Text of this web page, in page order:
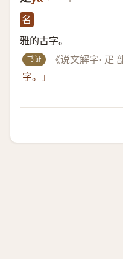
名
雅的古字。
书证 《说文解字· 疋
字。」